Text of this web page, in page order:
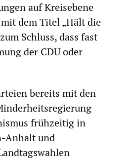
auf Kreisebene
mit dem Titel „Hält die
Schluss, dass fast
der CDU oder
bereits mit den
frühzeitig in
Anhalt und